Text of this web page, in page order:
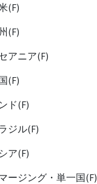
(F)
(F)
アニア(F)
(F)
ド(F)
ジル(F)
ア(F)
ージング・単一国(F)